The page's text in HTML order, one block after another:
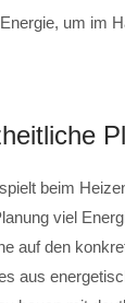
um im
beim
viel
auf den
aus